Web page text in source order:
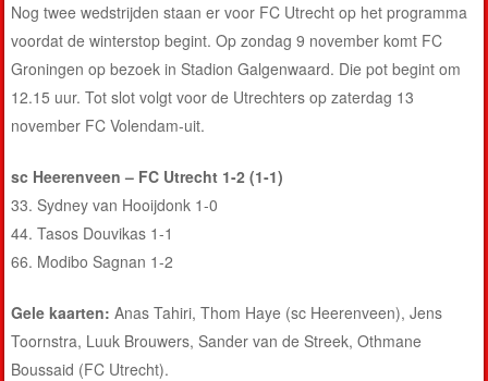
Nog twee wedstrijden staan er voor FC Utrecht op het programma
voordat de winterstop begint. Op zondag 9 november komt FC
Groningen op bezoek in Stadion Galgenwaard. Die pot begint om
12.15 uur. Tot slot volgt voor de Utrechters op zaterdag 13
november FC Volendam-uit.
sc Heerenveen – FC Utrecht 1-2 (1-1)
33. Sydney van Hooijdonk 1-0
44. Tasos Douvikas 1-1
66. Modibo Sagnan 1-2
Gele kaarten: Anas Tahiri, Thom Haye (sc Heerenveen), Jens
Toornstra, Luuk Brouwers, Sander van de Streek, Othmane
Boussaid (FC Utrecht).